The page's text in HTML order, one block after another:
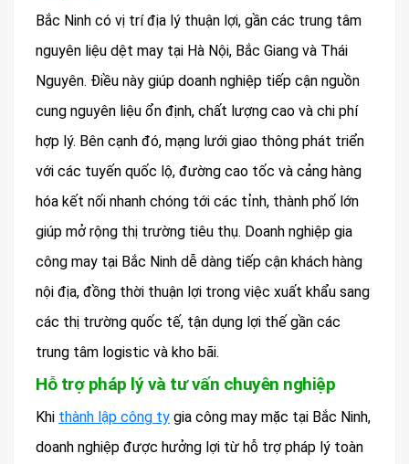
Bắc Ninh có vị trí địa lý thuận lợi, gần các trung tâm
nguyên liệu dệt may tại Hà Nội, Bắc Giang và Thái
Nguyên. Điều này giúp doanh nghiệp tiếp cận nguồn
cung nguyên liệu ổn định, chất lượng cao và chi phí
hợp lý. Bên cạnh đó, mạng lưới giao thông phát triển
với các tuyến quốc lộ, đường cao tốc và cảng hàng
hóa kết nối nhanh chóng tới các tỉnh, thành phố lớn
giúp mở rộng thị trường tiêu thụ. Doanh nghiệp gia
công may tại Bắc Ninh dễ dàng tiếp cận khách hàng
nội địa, đồng thời thuận lợi trong việc xuất khẩu sang
các thị trường quốc tế, tận dụng lợi thế gần các
trung tâm logistic và kho bãi.
Hỗ trợ pháp lý và tư vấn chuyên nghiệp
Khi thành lập công ty gia công may mặc tại Bắc Ninh,
doanh nghiệp được hưởng lợi từ hỗ trợ pháp lý toàn